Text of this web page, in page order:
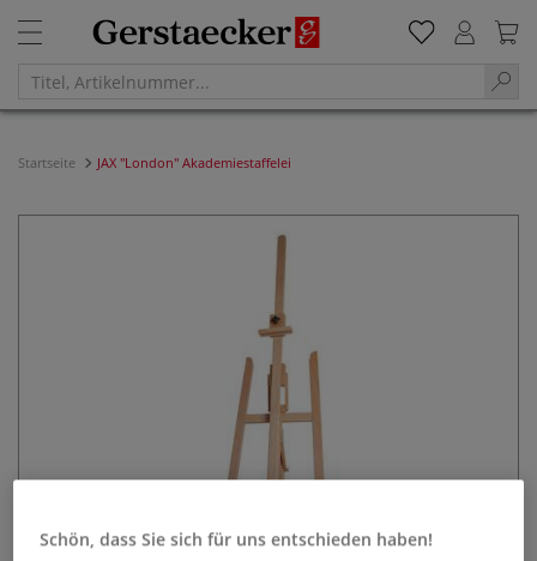
Startseite JAX "London" Akademiestaffelei
Schön, dass Sie sich für uns entschieden haben!